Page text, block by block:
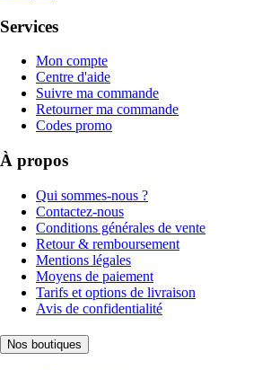
Services
Mon compte
Centre d'aide
Suivre ma commande
Retourner ma commande
Codes promo
À propos
Qui sommes-nous ?
Contactez-nous
Conditions générales de vente
Retour & remboursement
Mentions légales
Moyens de paiement
Tarifs et options de livraison
Avis de confidentialité
Nos boutiques